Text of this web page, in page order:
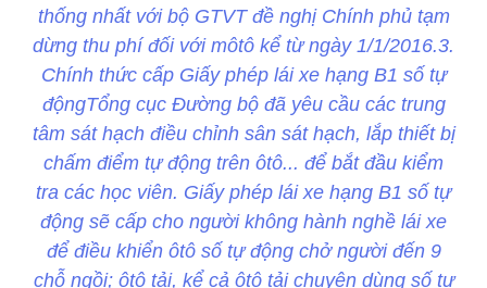
thống nhất với bộ GTVT đề nghị Chính phủ tạm
dừng thu phí đối với môtô kể từ ngày 1/1/2016.3.
Chính thức cấp Giấy phép lái xe hạng B1 số tự
độngTổng cục Đường bộ đã yêu cầu các trung
tâm sát hạch điều chỉnh sân sát hạch, lắp thiết bị
chấm điểm tự động trên ôtô... để bắt đầu kiểm
tra các học viên. Giấy phép lái xe hạng B1 số tự
động sẽ cấp cho người không hành nghề lái xe
để điều khiển ôtô số tự động chở người đến 9
chỗ ngồi; ôtô tải, kể cả ôtô tải chuyên dùng số tự